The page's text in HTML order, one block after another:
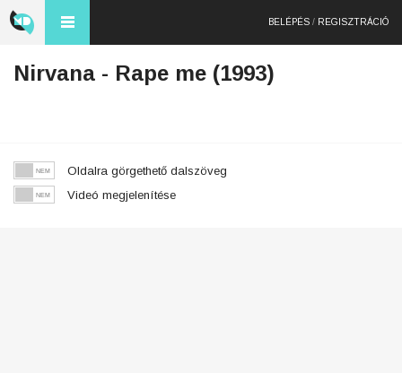
BELÉPÉS / REGISZTRÁCIÓ
Nirvana - Rape me (1993)
Oldalra görgethető dalszöveg
Videó megjelenítése